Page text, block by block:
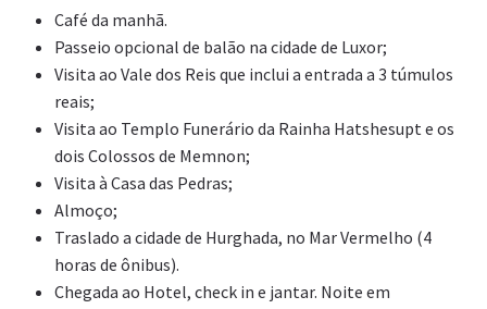
Café da manhã.
Passeio opcional de balão na cidade de Luxor;
Visita ao Vale dos Reis que inclui a entrada a 3 túmulos
reais;
Visita ao Templo Funerário da Rainha Hatshesupt e os
dois Colossos de Memnon;
Visita à Casa das Pedras;
Almoço;
Traslado a cidade de Hurghada, no Mar Vermelho (4
horas de ônibus).
Chegada ao Hotel, check in e jantar. Noite em